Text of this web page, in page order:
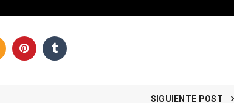
SIGUIENTE POST